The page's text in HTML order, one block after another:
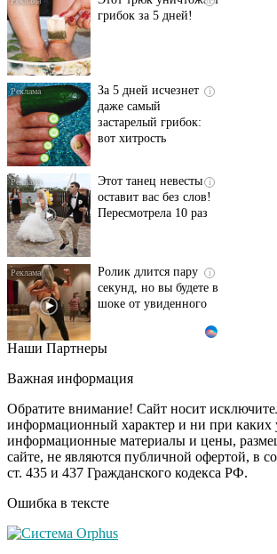
грибок за 5 дней!
За 5 дней исчезнет
даже самый
застарелый грибок:
вот хитрость
Этот танец невесты
оставит вас без слов!
Пересмотрела 10 раз
Ролик длится пару
секунд, но вы будете в
шоке от увиденного
Ролик из Омска: вы
i
Ржу не переставая, это
видео пересмотришь
не раз
Скрытая камера на
Наши Партнеры
Важная информация
Обратите внимание! Сайт носит
информационный характер и ни при каких
информационные материалы и цены,
сайте, не являются публичной офертой, в
ст. 435 и 437 Гражданского кодекса РФ.
Ошибка в тексте